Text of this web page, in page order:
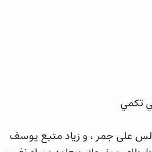
تكمي
على جمر ، و زياد متبع يوسف